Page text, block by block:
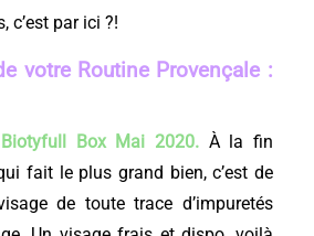
c’est par ici ?!
votre Routine Provençale :
Biotyfull Box Mai 2020. À la fin
fait le plus grand bien, c’est de
de toute trace d’impuretés